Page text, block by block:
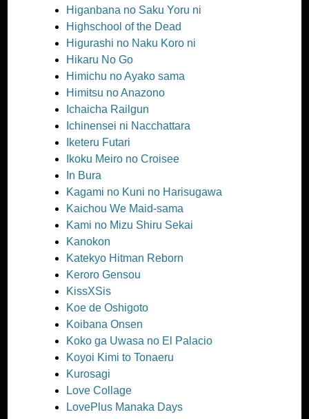
Higanbana no Saku Yoru ni
Highschool of the Dead
Higurashi no Naku Koro ni
Hikaru No Go
Himichu no Ayako sama
Himitsu no Anazono
Ichaicha Railgun
Ichinensei ni Nacchattara
Iketeru Futari
Ikoku Meiro no Croisee
In Bura
Kagami no Kuni no Harisugawa
Kaichou We Maid-sama
Kami no Mizu Shiru Sekai
Kanokon
Katekyo Hitman Reborn
Keroro Gensou
KissXSis
Koe de Oshigoto
Koibana Onsen
Koko ga Uwasa no El Palacio
Koyoi Kimi to Tonaeru
Kurosagi
Love Collage
LovePlus Manaka Days